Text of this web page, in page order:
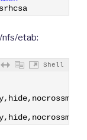
nfs/etab:
Shell
, hide, nocrossmnt
, hide, nocrossmnt